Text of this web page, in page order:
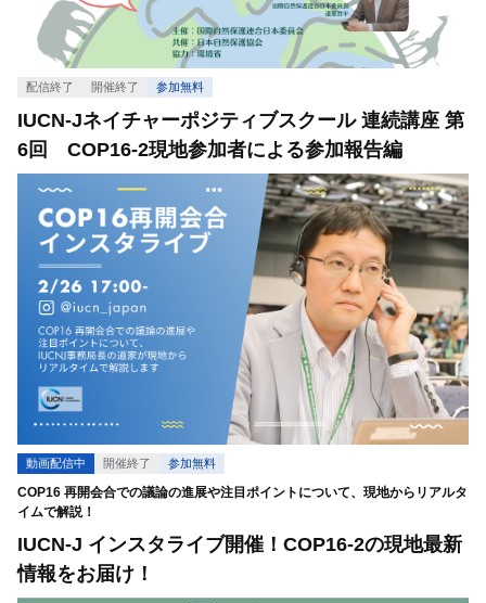
配信終了 開催終了 参加無料
IUCN-Jネイチャーポジティブスクール 連続講座 第
6回 COP16-2現地参加者による参加報告編
動画配信中 開催終了 参加無料
COP16 再開会合での議論の進展や注目ポイントについて、現地からリアルタ
イムで解説！
IUCN-J インスタライブ開催！COP16-2の現地最新
情報をお届け！